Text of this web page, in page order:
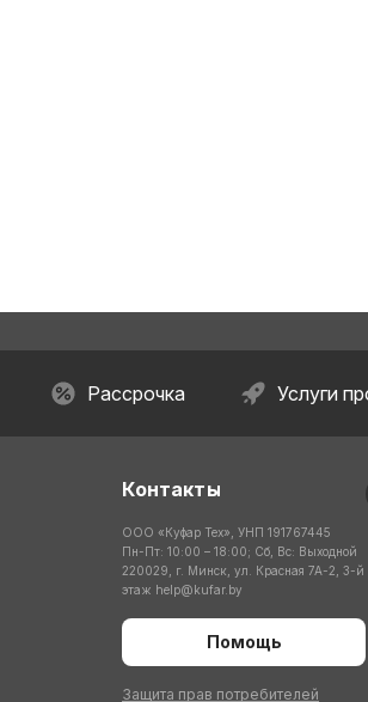
Рассрочка Услуги
Контакты
ООО «Куфар Тех», УНП 191767445
Пн-Пт: 10:00 – 18:00; Сб, Вс: Выходной
220029, г. Минск, ул. Красная 7А-2, 3-й
этаж help@kufar.by
Помощь
Защита прав потребителей